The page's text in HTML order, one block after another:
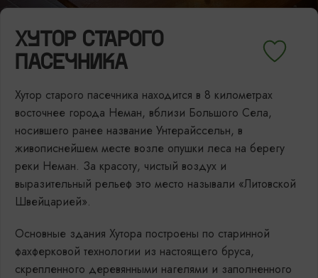
ХУТОР СТАРОГО
ПАСЕЧНИКА
Хутор старого пасечника находится в 8 километрах
восточнее города Неман, вблизи Большого Села,
носившего ранее название Унтерайссельн, в
живописнейшем месте возле опушки леса на берегу
реки Неман. За красоту, чистый воздух и
выразительный рельеф это место называли «Литовской
Швейцарией».
Основные здания Хутора построены по старинной
фахферковой технологии из настоящего бруса,
скрепленного деревянными нагелями и заполненного